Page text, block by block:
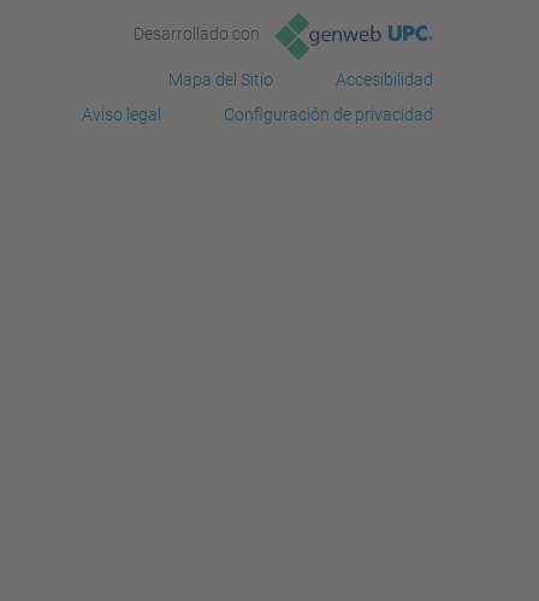
Desarrollado con
Mapa del Sitio
Accesibilidad
Aviso legal
Configuración de privacidad